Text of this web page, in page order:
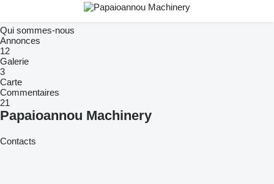
Qui sommes-nous
Annonces
12
Galerie
3
Carte
Commentaires
21
Papaioannou Machinery
Contacts